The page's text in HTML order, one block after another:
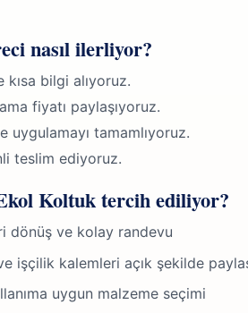
nasıl ilerliyor?
bilgi alıyoruz.
fiyatı paylaşıyoruz.
uygulamayı tamamlıyoruz.
teslim ediyoruz.
Koltuk tercih ediliyor?
dönüş ve kolay randevu
işçilik kalemleri açık şekilde
uygun malzeme seçimi